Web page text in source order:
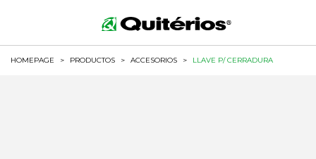
HOMEPAGE > PRODUCTOS > ACCESORIOS > LLAVE P/ CERRADURA